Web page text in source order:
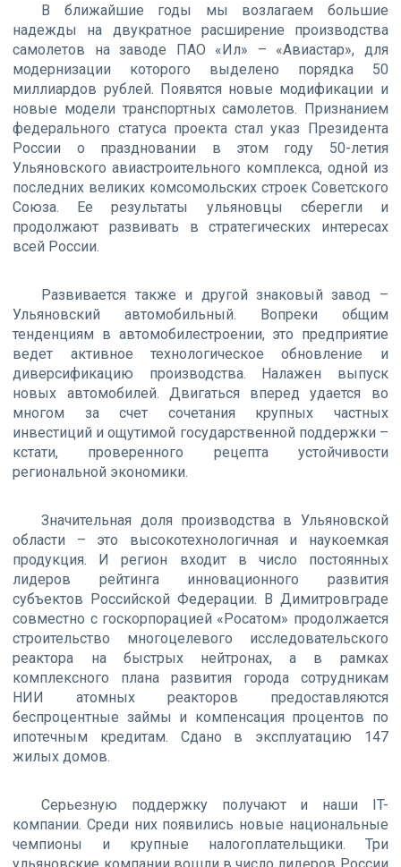
В ближайшие годы мы возлагаем большие
надежды на двукратное расширение производства
самолетов на заводе ПАО «Ил» – «Авиастар», для
модернизации которого выделено порядка 50
миллиардов рублей. Появятся новые модификации и
новые модели транспортных самолетов. Признанием
федерального статуса проекта стал указ Президента
России о праздновании в этом году 50-летия
Ульяновского авиастроительного комплекса, одной из
последних великих комсомольских строек Советского
Союза. Ее результаты ульяновцы сберегли и
продолжают развивать в стратегических интересах
всей России.
Развивается также и другой знаковый завод –
Ульяновский автомобильный. Вопреки общим
тенденциям в автомобилестроении, это предприятие
ведет активное технологическое обновление и
диверсификацию производства. Налажен выпуск
новых автомобилей. Двигаться вперед удается во
многом за счет сочетания крупных частных
инвестиций и ощутимой государственной поддержки –
кстати, проверенного рецепта устойчивости
региональной экономики.
Значительная доля производства в Ульяновской
области – это высокотехнологичная и наукоемкая
продукция. И регион входит в число постоянных
лидеров рейтинга инновационного развития
субъектов Российской Федерации. В Димитровграде
совместно с госкорпорацией «Росатом» продолжается
строительство многоцелевого исследовательского
реактора на быстрых нейтронах, а в рамках
комплексного плана развития города сотрудникам
НИИ атомных реакторов предоставляются
беспроцентные займы и компенсация процентов по
ипотечным кредитам. Сдано в эксплуатацию 147
жилых домов.
Серьезную поддержку получают и наши IT-
компании. Среди них появились новые национальные
чемпионы и крупные налогоплательщики. Три